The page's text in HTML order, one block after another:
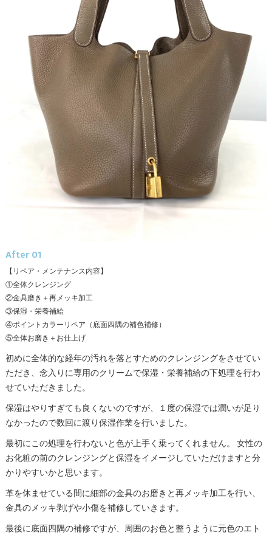
After 01
【リペア・メンテナンス内容】
①全体クレンジング
②金具磨き＋再メッキ加工
③保湿・栄養補給
④ポイントカラーリペア（底面四隅の補色補修）
⑤全体お磨き＋お仕上げ
初めに全体的な経年の汚れを落とすためのクレンジングをさせてい
ただき、念入りに専用のクリームで保湿・栄養補給の下処理を行わ
せていただきました。
保湿はやりすぎても良くないのですが、１度の保湿では潤いが足り
なかったので数回に渡り保湿作業を行いました。
最初にこの処理を行わないと色が上手く乗ってくれません。 女性の
お化粧の前のクレンジングと保湿をイメージしていただけますと分
かりやすいかと思います。
革を休ませている間に細部の金具のお磨きと再メッキ加工を行い、
金具のメッキ剥げや小傷を補修していきます。
最後に底面四隅の補修ですが、周囲のお色と整うように元色のエト